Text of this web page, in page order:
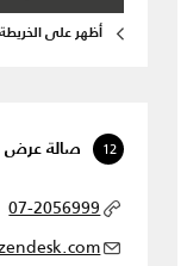
أظهر على الخريطة
12 صالة عرض
07-2056999